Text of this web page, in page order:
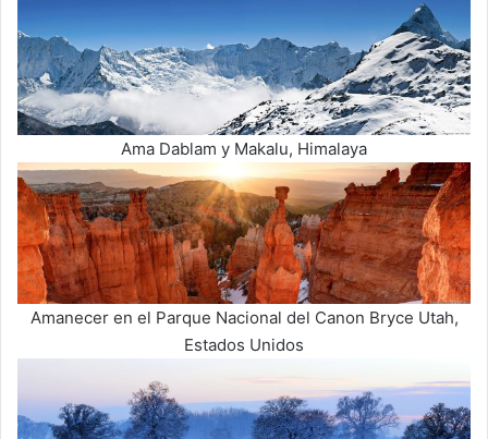
Ama Dablam y Makalu, Himalaya
Amanecer en el Parque Nacional del Canon Bryce Utah,
Estados Unidos